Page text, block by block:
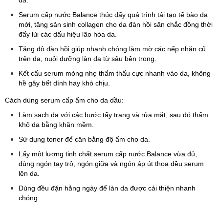
Serum cấp nước Balance thúc đẩy quá trình tái tạo tế bào da
mới, tăng sản sinh collagen cho da đàn hồi săn chắc đồng thời
đẩy lùi các dấu hiệu lão hóa da.
Tăng độ đàn hồi giúp nhanh chóng làm mờ các nếp nhăn cũ
trên da, nuôi dưỡng làn da từ sâu bên trong.
Kết cấu serum mỏng nhẹ thẩm thấu cực nhanh vào da, không
hề gây bết dính hay khó chịu.
Cách dùng serum cấp ẩm cho da dầu:
Làm sạch da với các bước tẩy trang và rửa mặt, sau đó thấm
khô da bằng khăn mềm.
Sử dụng toner để cân bằng độ ẩm cho da.
Lấy một lượng tinh chất serum cấp nước Balance vừa đủ,
dùng ngón tay trỏ, ngón giữa và ngón áp út thoa đều serum
lên da.
Dùng đều đặn hằng ngày để làn da được cải thiện nhanh
chóng.